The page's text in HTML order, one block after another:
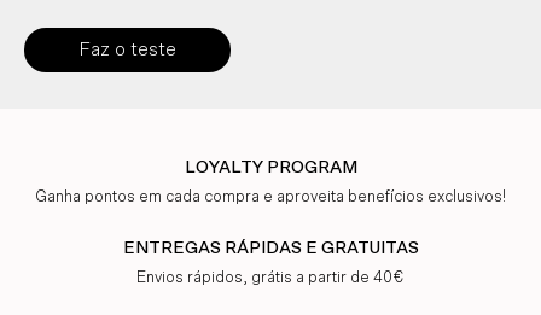
Faz o teste
LOYALTY PROGRAM
Ganha pontos em cada compra e aproveita benefícios exclusivos!
ENTREGAS RÁPIDAS E GRATUITAS
Envios rápidos, grátis a partir de 40€